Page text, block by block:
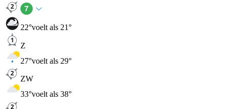
22°voelt als 21°
Z
27°voelt als 29°
ZW
33°voelt als 38°